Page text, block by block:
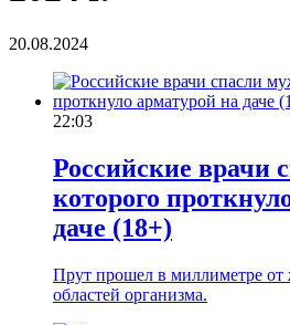
20.08.2024
22:03
Российские врачи
которого
даче (18+)
Прут прошел в миллиметре
областей организма.